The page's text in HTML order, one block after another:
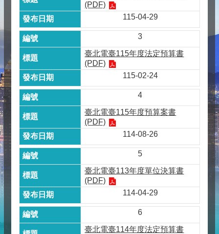
(PDF)
115-04-29
3
臺北電臺115年度法定預算書
(PDF)
115-02-24
4
臺北電臺115年度預算案書
(PDF)
114-08-26
5
臺北電臺113年度單位決算書
(PDF)
114-04-29
6
臺北電臺114年度法定預算書